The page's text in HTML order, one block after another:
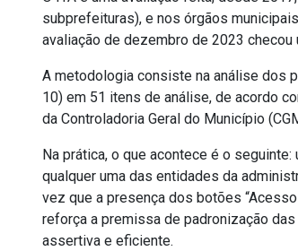
subprefeituras), e nos órgãos
avaliação de dezembro de 2023
A metodologia consiste na análise dos
10) em 51 itens de análise, de acordo
da Controladoria Geral do Município
Na prática, o que acontece é o
qualquer uma das entidades da
vez que a presença dos botões
reforça a premissa de padronização
assertiva e eficiente.